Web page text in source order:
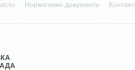
Нормативні документи